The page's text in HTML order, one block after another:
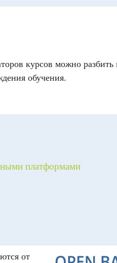
курсов можно
обучения.
платформами
от